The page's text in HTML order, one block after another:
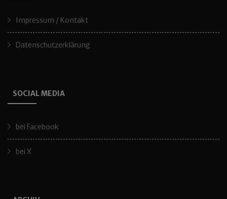
Impressum / Kontakt
Datenschutzerklärung
SOCIAL MEDIA
bei Facebook
bei X